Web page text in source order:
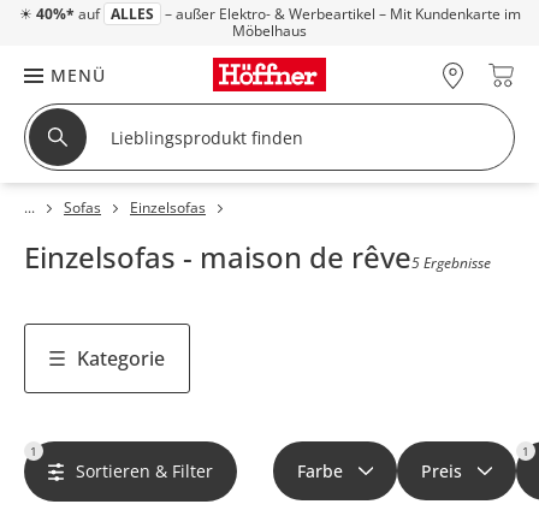
☀ 40%* auf ALLES – außer Elektro- & Werbeartikel – Mit Kundenkarte im
Möbelhaus
MENÜ
Sofas Einzelsofas
Einzelsofas - maison de rêve5 Ergebnisse
Kategorie
1
Sortieren & Filter Farbe Preis
1